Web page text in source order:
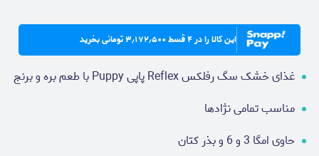
این کالا را در ۴ قسط ۳٫۱۷۲٫۵۰۰ تومانی بخرید
غذای خشک سگ رفلکس Reflex پاپی Puppy با طعم بره و برنج
مناسب تمامی نژادها
حاوی امگا 3 و 6 و بذر کتان